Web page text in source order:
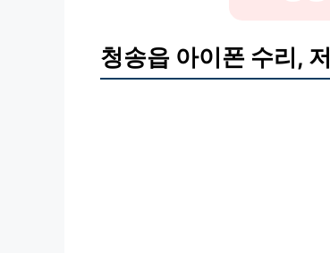
청송읍 아이폰 수리,